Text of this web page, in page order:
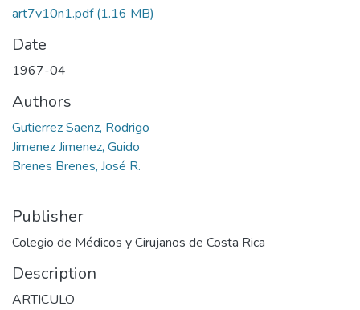
art7v10n1.pdf(1.16 MB)
Date
1967-04
Authors
Gutierrez Saenz, Rodrigo
Jimenez Jimenez, Guido
Brenes Brenes, José R.
Publisher
Colegio de Médicos y Cirujanos de Costa Rica
Description
ARTICULO